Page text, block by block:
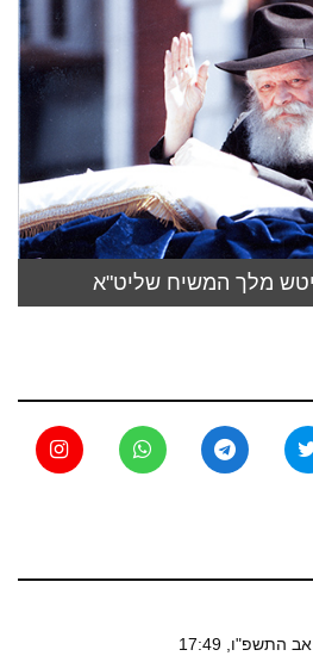
מלך המשיח שליט"א
התשפ"ו, 17:49